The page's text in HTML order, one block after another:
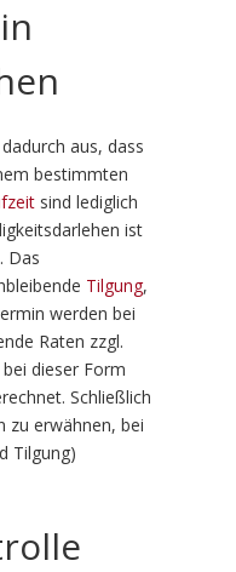
aus, dass
bestimmten
sind lediglich
ist
Das
Tilgung,
werden bei
Raten zzgl.
dieser Form
Schließlich
zu erwähnen, bei
Tilgung)